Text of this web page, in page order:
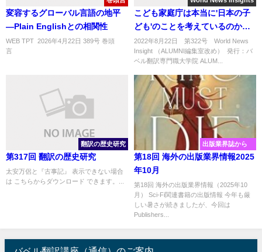
変容するグローバル言語の地平
―Plain Englishとの相関性
WEB TPT 2026年4月22日 389号 巻頭
言
こども家庭庁は本当に'日本の子
ども'のことを考えているのか
？！
2022年8月22日 第322号 World News
Insight （ALUMNI編集室改め） 発行：バ
ベル翻訳専門職大学院 ALUM...
翻訳の歴史研究
第317回 翻訳の歴史研究
太安万侶と『古事記』 表示できない場合
は こちらからダウンロード できます。...
出版業界誌から
第18回 海外の出版業界情報2025
年10月
第18回 海外の出版業界情報（2025年10
月） Sci-Fi関連書籍の出版情報 今年も厳
しい暑さが続きましたが、今回は
Publishers...